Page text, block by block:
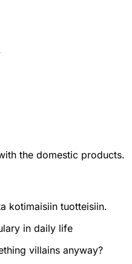
the domestic products.
kotimaisiin tuotteisiin.
in daily life
villains anyway?